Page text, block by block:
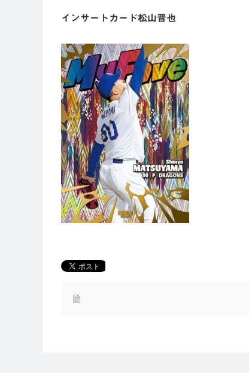
インサートカード松山晋也